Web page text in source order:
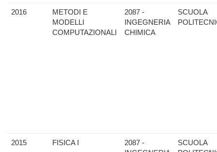
2016
METODI E
MODELLI
COMPUTAZIONALI
2087 -
INGEGNERIA
CHIMICA
SCUOLA
2015 FISICA I
2087 -
SCUOLA